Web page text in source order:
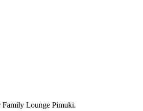
Family Lounge Pimuki.